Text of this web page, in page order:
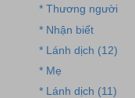
* Thương người
* Nhận biết
* Lánh dịch (12)
* Mẹ
* Lánh dịch (11)